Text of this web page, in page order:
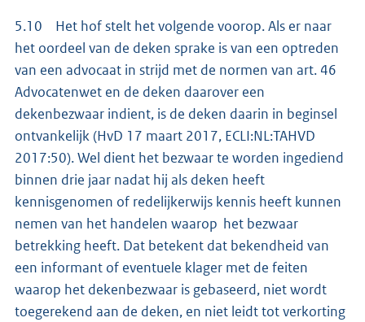
5.10 Het hof stelt het volgende voorop. Als er naar
het oordeel van de deken sprake is van een optreden
van een advocaat in strijd met de normen van art. 46
Advocatenwet en de deken daarover een
dekenbezwaar indient, is de deken daarin in beginsel
ontvankelijk (HvD 17 maart 2017, ECLI:NL:TAHVD
2017:50). Wel dient het bezwaar te worden ingediend
binnen drie jaar nadat hij als deken heeft
kennisgenomen of redelijkerwijs kennis heeft kunnen
nemen van het handelen waarop het bezwaar
betrekking heeft. Dat betekent dat bekendheid van
een informant of eventuele klager met de feiten
waarop het dekenbezwaar is gebaseerd, niet wordt
toegerekend aan de deken, en niet leidt tot verkorting